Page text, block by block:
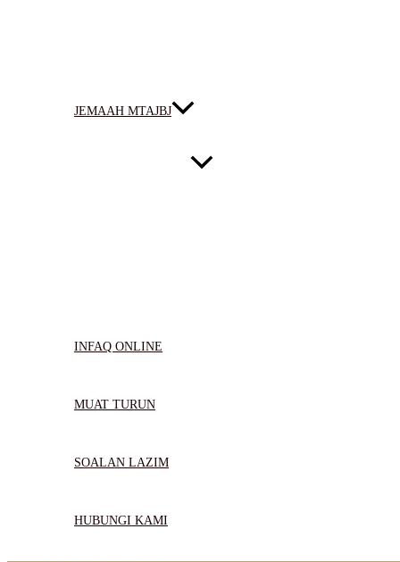
JEMAAH MTAJBJ
INFAQ ONLINE
MUAT TURUN
SOALAN LAZIM
HUBUNGI KAMI